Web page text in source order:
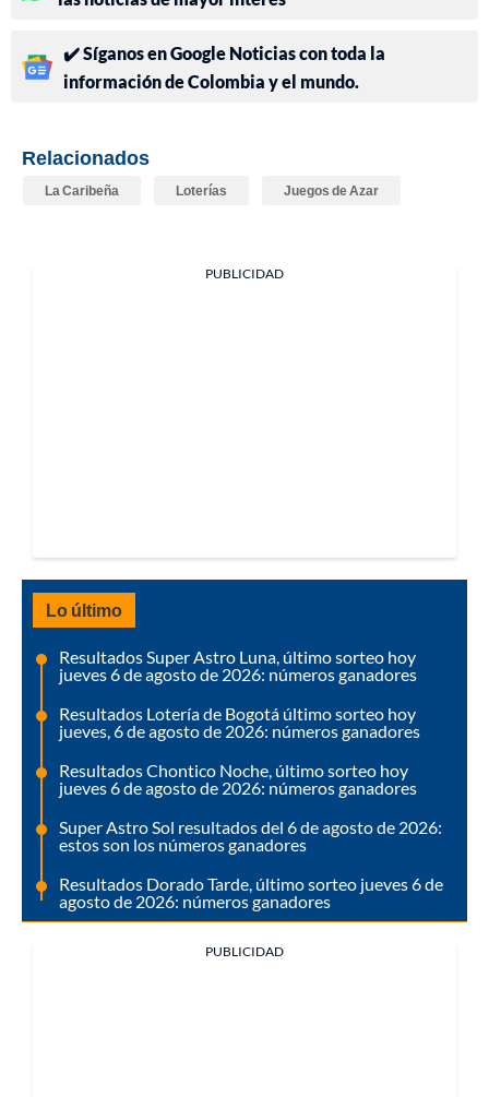
✔️ Síganos en Google Noticias con toda la
información de Colombia y el mundo.
Relacionados
La Caribeña Loterías Juegos de Azar
PUBLICIDAD
Lo último
Resultados Super Astro Luna, último sorteo hoy
jueves 6 de agosto de 2026: números ganadores
Resultados Lotería de Bogotá último sorteo hoy
jueves, 6 de agosto de 2026: números ganadores
Resultados Chontico Noche, último sorteo hoy
jueves 6 de agosto de 2026: números ganadores
Super Astro Sol resultados del 6 de agosto de 2026:
estos son los números ganadores
Resultados Dorado Tarde, último sorteo jueves 6 de
agosto de 2026: números ganadores
PUBLICIDAD